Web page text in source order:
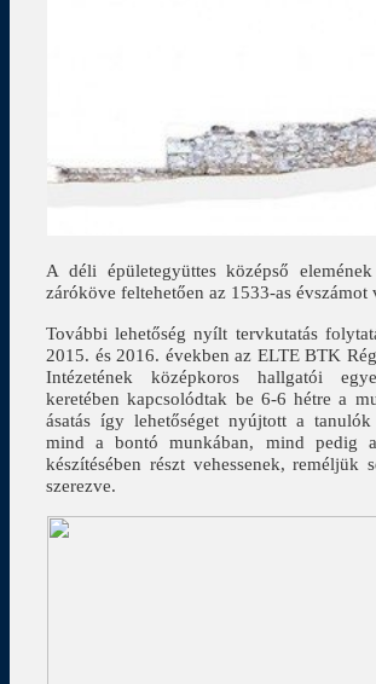
A déli épületegyüttes középső
záróköve feltehetően az 1533-as évszámot
További lehetőség nyílt tervkutatás
2015. és 2016. években az ELTE BTK
Intézetének középkoros hallgatói
keretében kapcsolódtak be 6-6 hétre a
ásatás így lehetőséget nyújtott a
mind a bontó munkában, mind pedig
készítésében részt vehessenek, reméljük
szerezve.